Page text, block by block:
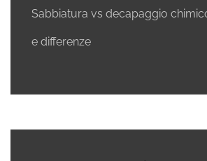
Sabbiatura vs decapaggio
e differenze